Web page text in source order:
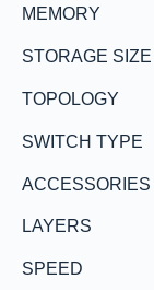
MEMORY
STORAGE SIZE
TOPOLOGY
SWITCH TYPE
ACCESSORIES
LAYERS
SPEED